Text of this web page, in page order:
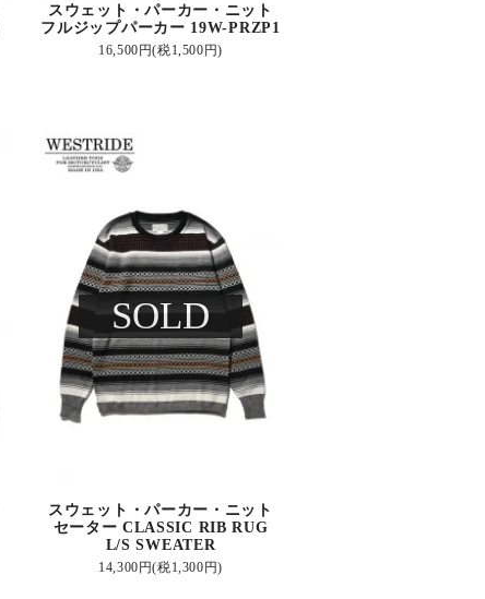
スウェット・パーカー・ニット
フルジップパーカー 19W-PRZP1
16,500円(税1,500円)
SOLD
スウェット・パーカー・ニット
セーター CLASSIC RIB RUG
L/S SWEATER
14,300円(税1,300円)